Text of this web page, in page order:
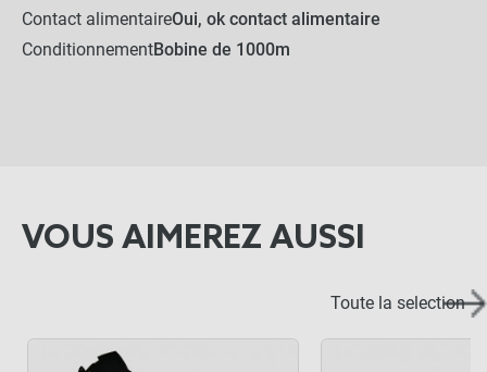
Contact alimentaireOui, ok contact alimentaire
ConditionnementBobine de 1000m
VOUS AIMEREZ AUSSI
Toute la selection